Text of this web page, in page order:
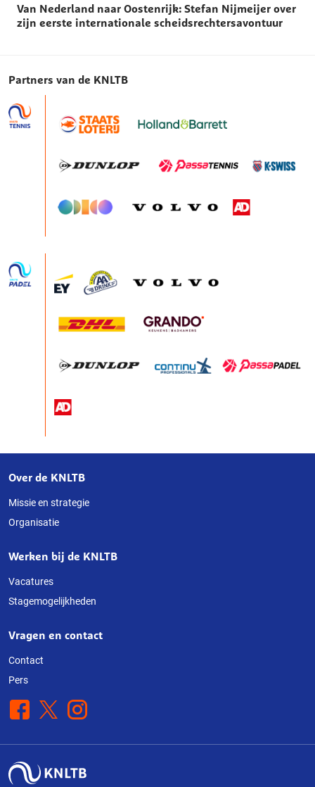
Van Nederland naar Oostenrijk: Stefan Nijmeijer over
zijn eerste internationale scheidsrechtersavontuur
Partners van de KNLTB
Over
deze
website
Over de KNLTB
Missie en strategie
Organisatie
Werken bij de KNLTB
Vacatures
Stagemogelijkheden
Vragen en contact
Contact
Pers
Facebook
X Instagram